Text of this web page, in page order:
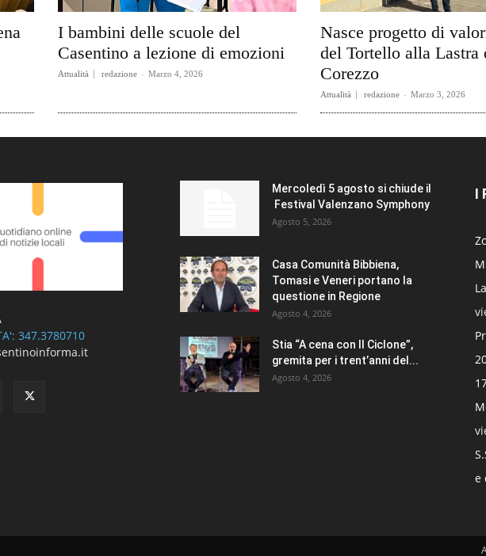
I bambini delle scuole del
Casentino a lezione di emozioni
Attualità redazione - Marzo 4, 2026
Nasce progetto di
del Tortello alla Lastra
Corezzo
Attualità redazione - Marzo 3, 2026
347.3780710
Mercoledì 5 agosto si chiude il
Festival Valenzano Symphony
Agosto 5, 2026
Casa Comunità Bibbiena,
Tomasi e Veneri portano la
questione in Regione
Agosto 4, 2026
Stia “A cena con Il Ciclone”,
gremita per i trent’anni del...
Agosto 4, 2026
I
e